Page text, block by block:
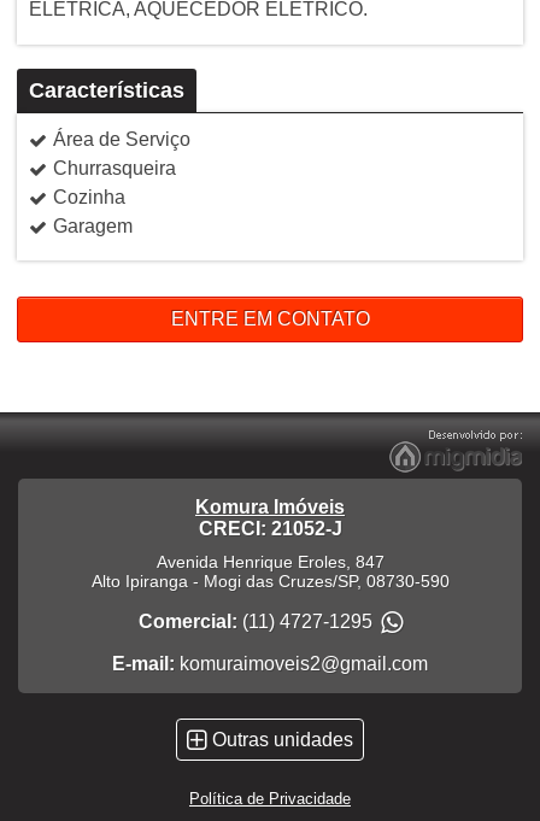
ELETRICA, AQUECEDOR ELETRICO.
Características
Área de Serviço
Churrasqueira
Cozinha
Garagem
ENTRE EM CONTATO
Komura Imóveis
CRECI: 21052-J
Avenida Henrique Eroles, 847
Alto Ipiranga - Mogi das Cruzes/SP, 08730-590
Comercial: (11) 4727-1295
E-mail: komuraimoveis2@gmail.com
Outras unidades
Política de Privacidade